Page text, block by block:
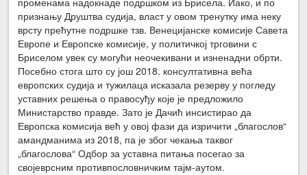
признању Друштва судија, власт у овом тренутку има неку
врсту прећутне подршке тзв. Венецијанске комисије Савета
Европе и Европске комисије, у политичкој трговини с
Бриселом увек су могући неочекивани и изненадни обрти.
Посебно стога што су још 2018. консултативна већа
европских судија и тужилаца исказала резерву у погледу
уставних решења о правосуђу које је предложило
Министарство правде. Зато је Дачић инсистирао да
Европска комисија већ у овој фази да изричити „благослов“
амандманима из 2018, па је због чекања таквог
„благослова“ Одбор за уставна питања посегао за
својеврсним противпословничким тајм-аутом.